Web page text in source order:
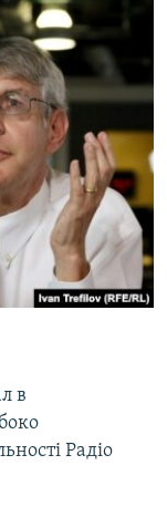
в
Радіо